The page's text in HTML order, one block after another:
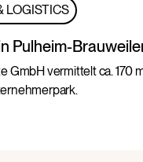
LOGISTICS
Pulheim-
GmbH vermittelt ca. 170